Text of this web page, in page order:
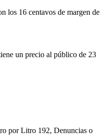
los 16 centavos de margen de
un precio al público de 23
por Litro 192, Denuncias o